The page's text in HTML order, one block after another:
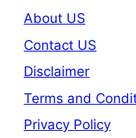
About US
Contact US
Disclaimer
Terms and
Privacy Policy